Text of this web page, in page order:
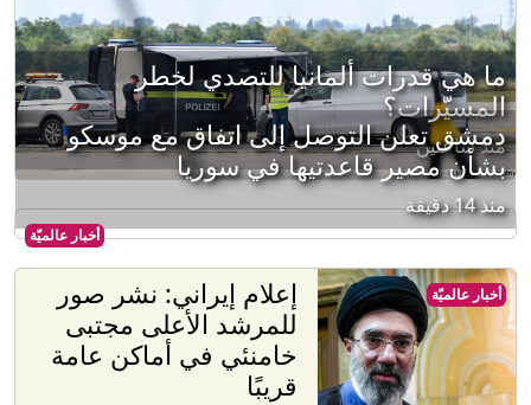
ما هي قدرات ألمانيا للتصدي لخطر
المسيّرات؟
منذ ساعتين
أخبار عالميّة
دمشق تعلن التوصل إلى اتفاق مع موسكو
بشأن مصير قاعدتيها في سوريا
منذ 14 دقيقة
إعلام إيراني: نشر صور
للمرشد الأعلى مجتبى
خامنئي في أماكن عامة
قريبًا
أخبار عالميّة